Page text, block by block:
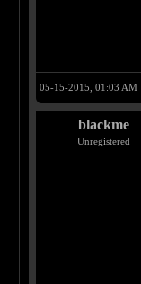
05-15-2015, 01:03 AM
blackme
Unregistered